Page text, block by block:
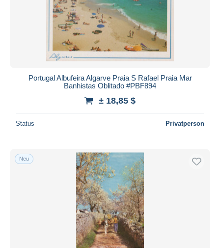
Portugal Albufeira Algarve Praia S Rafael Praia Mar
Banhistas Oblitado #PBF894
± 18,85 $
Status Privatperson
Neu